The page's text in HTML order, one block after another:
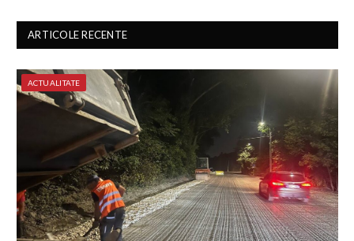
ARTICOLE RECENTE
ACTUALITATE